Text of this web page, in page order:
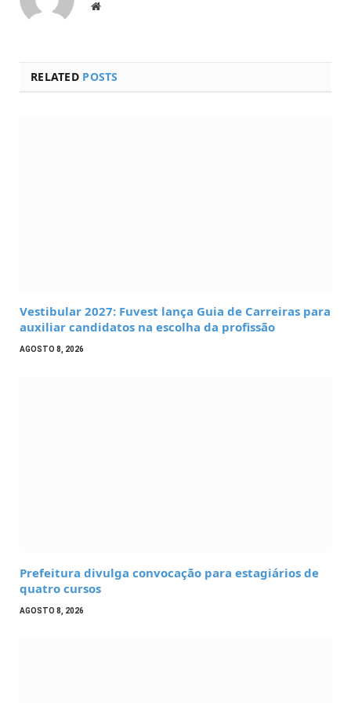
Website
RELATED POSTS
Vestibular 2027: Fuvest lança Guia de Carreiras para
auxiliar candidatos na escolha da profissão
AGOSTO 8, 2026
Prefeitura divulga convocação para estagiários de
quatro cursos
AGOSTO 8, 2026